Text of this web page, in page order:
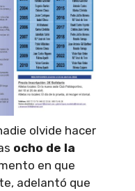
olvide hacer
ocho de la
en que
adelantó que